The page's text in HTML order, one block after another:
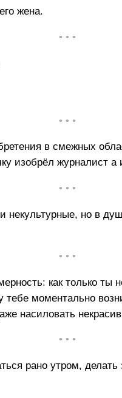
жена.
• • •
• • •
в смежных
изобрёл журналист а
• • •
некультурные, но в
• • •
как только
моментально
насиловать
• • •
рано утром,